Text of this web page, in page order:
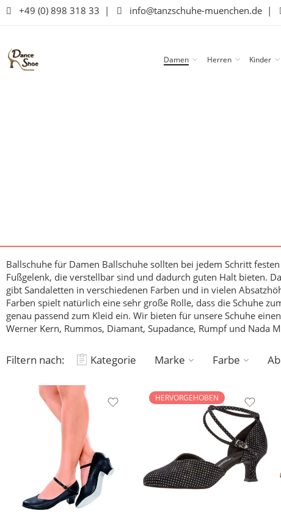
+49 (0) 898 318 33 | info@tanzschuhe-muenchen.de |
Damen Herren Kinder
Ballschuhe für Damen Ballschuhe sollten bei jedem Schritt
Fußgelenk, die verstellbar sind und dadurch guten Halt bieten.
gibt Sandaletten in verschiedenen Farben und in vielen
Farben spielt natürlich eine sehr große Rolle, dass die Schuhe
genau passend zum Kleid ein. Wir bieten für unsere Schuhe
Werner Kern, Rummos, Diamant, Supadance, Rumpf und Nada
Filtern nach: Kategorie Marke Farbe
HERVORGEHOBEN